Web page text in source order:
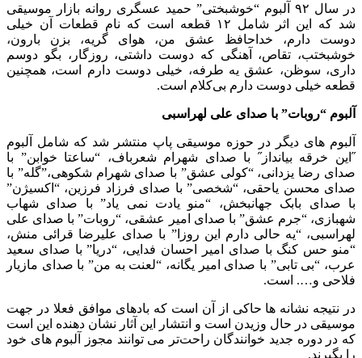
در سال ۹۲ آلبوم “خوشبختی” حمید عسگری روانه بازار موسیقی
شد که این اثر شامل ۱۲ قطعه است که نام قطعات آن خیلی
دوست دارم، خداحافظ عشق من، هوای گریه، بزن بارون،
خوشبختب، تقاص، آهنگی که دوست داشتی، روزگار، بگو دوسم
داری، سوظن، عشق یه طرفه، خیلی دوست دارم است، همچنین
قطعه خیلی دوست دارم بی‌کلام است.
آلبوم “روبات” با صدای علی لهراسبی
آلبوم های دیگر در حوزه موسیقی پاپ منتشر شد که شامل آلبوم
˝این خرقه بیانداز˝ با صدای شهرام شعرباف، “ساعتا خوابن” با
صدای رضا یزدانی، “کولی عشق” با صدای شهرام شکوهی،”گله” با
صدای محسن یاحقی، “شخصی” با صدای فرزاد فرزین، “اکسیژن”
با صدای بابک جهانبخش، “منو یادت نمی یاد” با صدای شهاب
شهبازی، “جرم عشق” با صدای امیر عشقی، “روبات” با صدای علی
لهراسبی، “یه حالی دارم این روزا” با صدای علیرضا قرائی منش،
“منو حس کنگ با صدای امیر احسان فدایی، “دریا” با صدای سعید
عرب، “بی تابی” با صدای امیر یگانه، “لعنت به من” با صدای مازیار
فلاحی و…. است.
در نتیجه نشانه ها حاکی از آن است که بادهای موافق فعلا در جهت
موسیقی در حال وزیدن است و انتشار این آثار نشان دهنده این است
که در دوره جدید خوانندگان راحت‌تر می توانند مجوز آلبوم های خود
را بگیرند.